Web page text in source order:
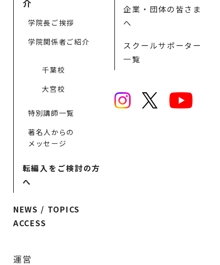
介
学院長ご挨拶
学院関係者ご紹介
千葉校
大宮校
特別講師一覧
著名人からの
メッセージ
転編入をご検討の方
へ
NEWS / TOPICS
ACCESS
企業・団体の皆さま
へ
スクールサポーター
一覧
運営